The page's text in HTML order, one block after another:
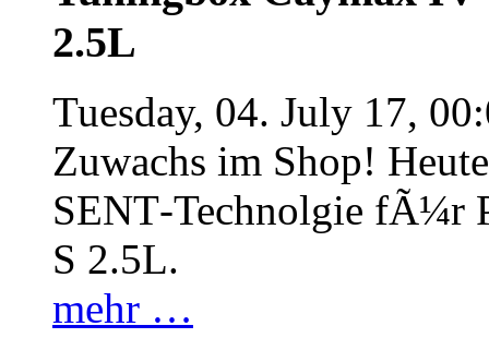
2.5L
Tuesday, 04. July 17,
Zuwachs im Shop!
SENT‐Technolgie fÃ¼r
S 2.5L.
mehr …